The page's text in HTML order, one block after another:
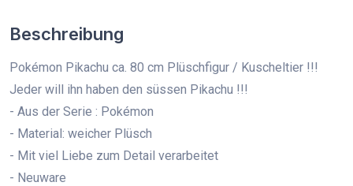
Beschreibung
Pokémon Pikachu ca. 80 cm Plüschfigur / Kuscheltier !!!
Jeder will ihn haben den süssen Pikachu !!!
- Aus der Serie : Pokémon
- Material: weicher Plüsch
- Mit viel Liebe zum Detail verarbeitet
- Neuware